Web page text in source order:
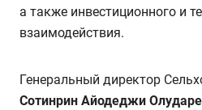
а также инвестиционного и
взаимодействия.
Генеральный директор
Сотинрин Айодеджи Олударе